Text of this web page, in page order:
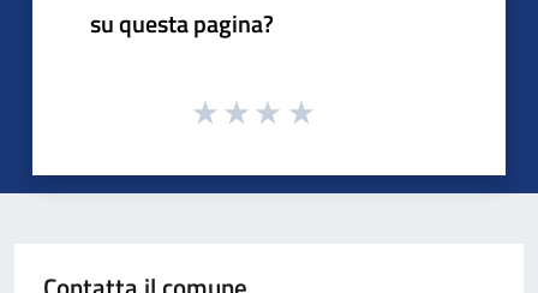
su questa pagina?